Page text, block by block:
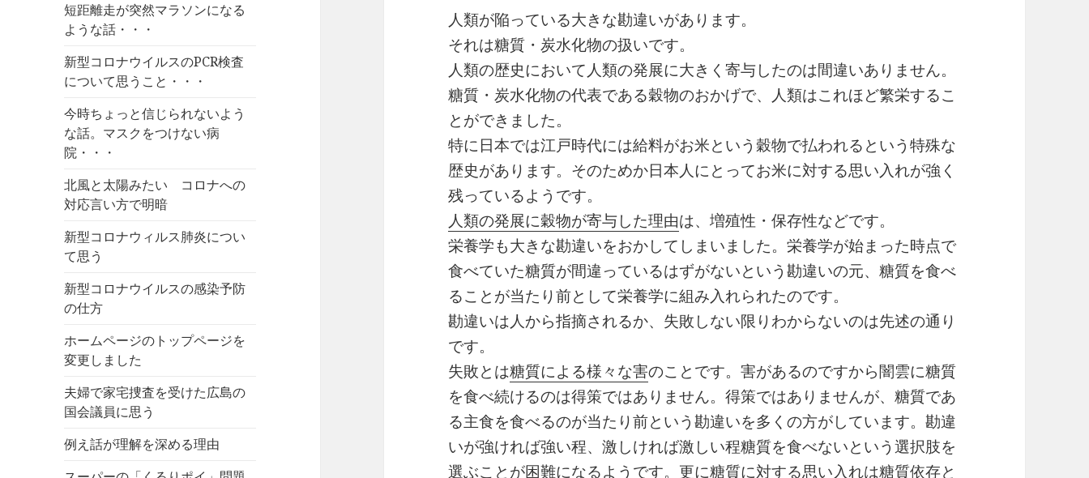
短距離走が突然マラソンになる
ような話・・・
新型コロナウイルスのPCR検査
について思うこと・・・
今時ちょっと信じられないよう
な話。マスクをつけない病
院・・・
北風と太陽みたい コロナへの
対応言い方で明暗
新型コロナウィルス肺炎につい
て思う
新型コロナウイルスの感染予防
の仕方
ホームページのトップページを
変更しました
夫婦で家宅捜査を受けた広島の
国会議員に思う
例え話が理解を深める理由
人類が陥っている大きな勘違いがあります。
それは糖質・炭水化物の扱いです。
人類の歴史において人類の発展に大きく寄与したのは間違いありません。
糖質・炭水化物の代表である穀物のおかげで、人類はこれほど繁栄するこ
とができました。
特に日本では江戸時代には給料がお米という穀物で払われるという特殊な
歴史があります。そのためか日本人にとってお米に対する思い入れが強く
残っているようです。
人類の発展に穀物が寄与した理由は、増殖性・保存性などです。
栄養学も大きな勘違いをおかしてしまいました。栄養学が始まった時点で
食べていた糖質が間違っているはずがないという勘違いの元、糖質を食べ
ることが当たり前として栄養学に組み入れられたのです。
勘違いは人から指摘されるか、失敗しない限りわからないのは先述の通り
です。
失敗とは糖質による様々な害のことです。害があるのですから闇雲に糖質
を食べ続けるのは得策ではありません。得策ではありませんが、糖質であ
る主食を食べるのが当たり前という勘違いを多くの方がしています。勘違
いが強ければ強い程、激しければ激しい程糖質を食べないという選択肢を
選ぶことが困難になるようです。更に糖質に対する思い入れは糖質依存と